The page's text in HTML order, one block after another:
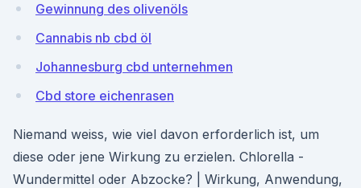
Gewinnung des olivenöls
Cannabis nb cbd öl
Johannesburg cbd unternehmen
Cbd store eichenrasen
Niemand weiss, wie viel davon erforderlich ist, um
diese oder jene Wirkung zu erzielen. Chlorella -
Wundermittel oder Abzocke? | Wirkung, Anwendung,